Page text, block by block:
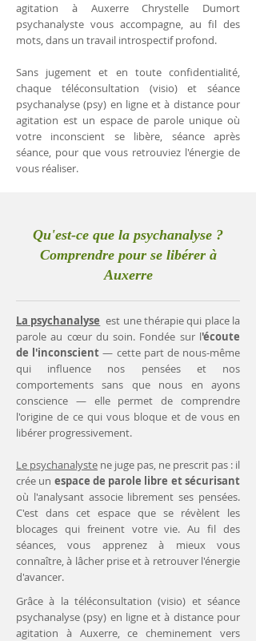
agitation à Auxerre Chrystelle Dumort
psychanalyste vous accompagne, au fil des
mots, dans un travail introspectif profond.
Sans jugement et en toute confidentialité,
chaque téléconsultation (visio) et séance
psychanalyse (psy) en ligne et à distance pour
agitation est un espace de parole unique où
votre inconscient se libère, séance après
séance, pour que vous retrouviez l'énergie de
vous réaliser.
Qu'est-ce que la psychanalyse ?
Comprendre pour se libérer à
Auxerre
La psychanalyse est une thérapie qui place la
parole au cœur du soin. Fondée sur l'écoute
de l'inconscient— cette part de nous-même
qui influence nos pensées et nos
comportements sans que nous en ayons
conscience — elle permet de comprendre
l'origine de ce qui vous bloque et de vous en
libérer progressivement.
Le psychanalyste ne juge pas, ne prescrit pas : il
crée un espace de parole libre et sécurisant
où l'analysant associe librement ses pensées.
C'est dans cet espace que se révèlent les
blocages qui freinent votre vie. Au fil des
séances, vous apprenez à mieux vous
connaître, à lâcher prise et à retrouver l'énergie
d'avancer.
Grâce à la téléconsultation (visio) et séance
psychanalyse (psy) en ligne et à distance pour
agitation à Auxerre, ce cheminement vers